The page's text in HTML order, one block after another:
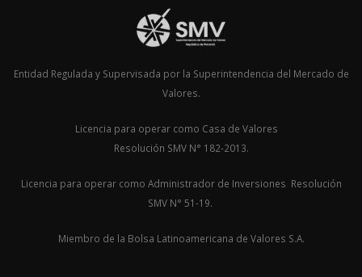
Entidad Regulada y Supervisada por la Superintendencia del Mercado de
Valores.
Licencia para operar como Casa de Valores
Resolución SMV N° 182-2013.
Licencia para operar como Administrador de Inversiones Resolución
SMV N° 51-19.
Miembro de la Bolsa Latinoamericana de Valores S.A.